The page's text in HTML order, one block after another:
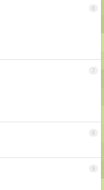
6
7
8
9